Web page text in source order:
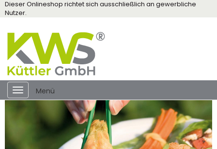
Dieser Onlineshop richtet sich ausschließlich an gewerbliche
Nutzer.
Toggle
navigation
Menü